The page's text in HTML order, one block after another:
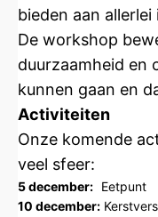
bieden aan allerlei
De workshop
duurzaamheid en
kunnen gaan en
Activiteiten
Onze komende
veel sfeer:
5 december: Eetpunt
10 december: